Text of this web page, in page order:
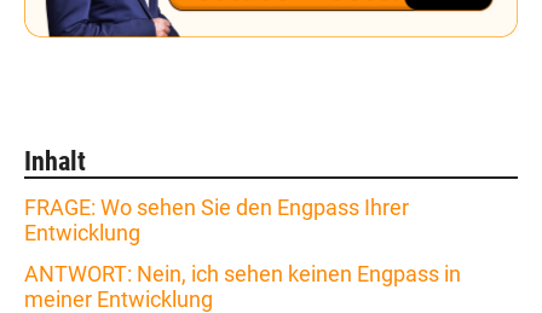
Inhalt
FRAGE: Wo sehen Sie den Engpass Ihrer
Entwicklung
ANTWORT: Nein, ich sehen keinen Engpass in
meiner Entwicklung